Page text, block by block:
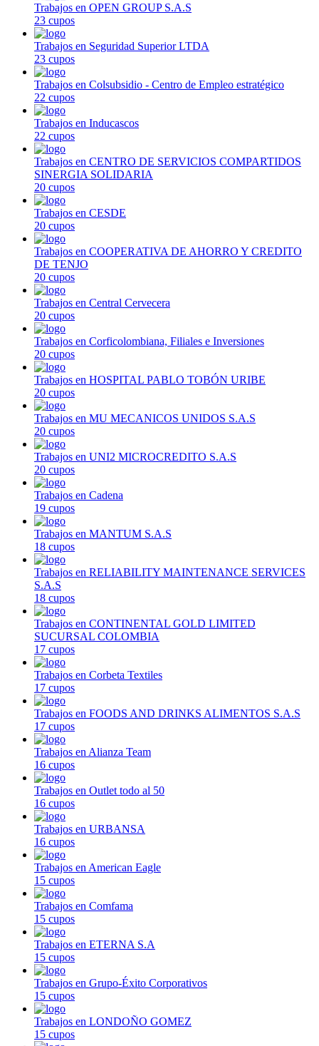
Trabajos en OPEN GROUP S.A.S
23 cupos
Trabajos en Seguridad Superior LTDA
23 cupos
Trabajos en Colsubsidio - Centro de Empleo estratégico
22 cupos
Trabajos en Inducascos
22 cupos
Trabajos en CENTRO DE SERVICIOS COMPARTIDOS
SINERGIA SOLIDARIA
20 cupos
Trabajos en CESDE
20 cupos
Trabajos en COOPERATIVA DE AHORRO Y CREDITO
DE TENJO
20 cupos
Trabajos en Central Cervecera
20 cupos
Trabajos en Corficolombiana, Filiales e Inversiones
20 cupos
Trabajos en HOSPITAL PABLO TOBÓN URIBE
20 cupos
Trabajos en MU MECANICOS UNIDOS S.A.S
20 cupos
Trabajos en UNI2 MICROCREDITO S.A.S
20 cupos
Trabajos en Cadena
19 cupos
Trabajos en MANTUM S.A.S
18 cupos
Trabajos en RELIABILITY MAINTENANCE SERVICES
S.A.S
18 cupos
Trabajos en CONTINENTAL GOLD LIMITED
SUCURSAL COLOMBIA
17 cupos
Trabajos en Corbeta Textiles
17 cupos
Trabajos en FOODS AND DRINKS ALIMENTOS S.A.S
17 cupos
Trabajos en Alianza Team
16 cupos
Trabajos en Outlet todo al 50
16 cupos
Trabajos en URBANSA
16 cupos
Trabajos en American Eagle
15 cupos
Trabajos en Comfama
15 cupos
Trabajos en ETERNA S.A
15 cupos
Trabajos en Grupo-Éxito Corporativos
15 cupos
Trabajos en LONDOÑO GOMEZ
15 cupos